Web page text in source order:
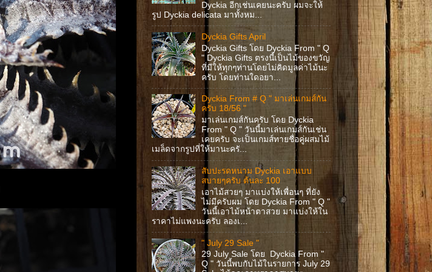
Dyckia อีกเช่นเคยนะครับ ผมจะให้
รูป Dyckia delicata มาทั้งหม...
Dyckia Gifts April
Dyckia Gifts โดย Dyckia From " Q
" Dyckia Gifts ตรงนี้เป็นไม้ของขวัญ
ที่มีให้ทุกๆท่านโดยไม่คิดมูลค่าไม้นะ
ครับ โดยท่านใดอยา...
Dyckia From # Q " มาเล่นเกมส์กัน
ครับ 18/56 "
มาเล่นเกมส์กันครับ โดย Dyckia
From " Q " วันนี้มาเล่นเกมส์กันเช่น
เคยครับ จะเป็นเกมส์ทายชื่อคู่ผสมไม้
เมล็ดจากรูปที่ให้มานะครั...
สับปะรดหนาม Dyckia เอาแบบ
สบายๆครับ ต้นละ 100
เอาไม้สวยๆ มาแบ่งให้เพื่อนๆ ที่ยัง
ไม่มีครับผม โดย Dyckia From " Q "
วันนี้เอาไม้หน้าตาสวย มาแบ่งให้ใน
ราคาไม่แพงนะครับ ลองเ...
" July 29 Sale "
29 July Sale โดย Dyckia From "
Q " วันนี้พบกับไม้ในรายการ July 29